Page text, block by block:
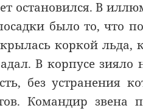
остановился. В
было то, что
коркой льда,
В корпусе
без устранения
Командир звена